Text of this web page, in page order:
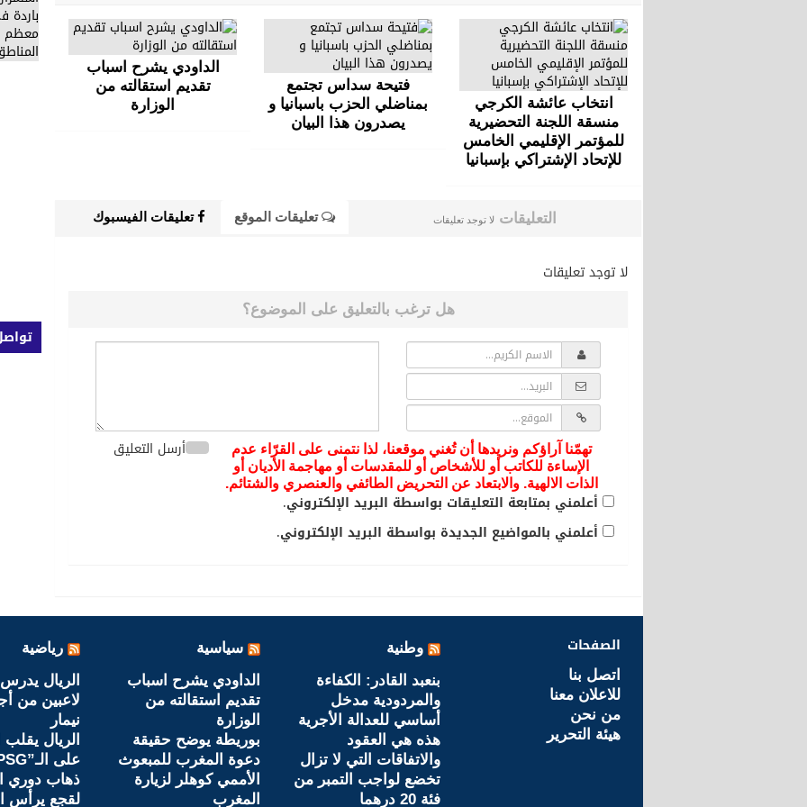
انتخاب عائشة الكرجي
منسقة اللجنة التحضيرية
للمؤتمر الإقليمي الخامس
للإتحاد الإشتراكي بإسبانيا
فتيحة سداس تجتمع
بمناضلي الحزب باسبانيا و
يصدرون هذا البيان
الداودي يشرح اسباب
تقديم استقالته من
الوزارة
التعليقات لا توجد تعليقات تعليقات الموقع تعليقات الفيسبوك
لا توجد تعليقات
هل ترغب بالتعليق على الموضوع؟
تهمّنا آراؤكم ونريدها أن تُغني موقعنا، لذا نتمنى على القرّاء عدم
الإساءة للكاتب أو للأشخاص أو للمقدسات أو مهاجمة الأديان أو
الذات الالهية. والابتعاد عن التحريض الطائفي والعنصري والشتائم.
أرسل التعليق
أعلمني بمتابعة التعليقات بواسطة البريد الإلكتروني.
أعلمني بالمواضيع الجديدة بواسطة البريد الإلكتروني.
الصفحات
اتصل بنا
للاعلان معنا
من نحن
هيئة التحرير
وطنية
بنعبد القادر: الكفاءة
والمردودية مدخل
أساسي للعدالة الأجرية
هذه هي العقود
والاتفاقات التي لا تزال
تخضع لواجب التمبر من
فئة 20 درهما
سياسية
الداودي يشرح اسباب
تقديم استقالته من
الوزارة
بوريطة يوضح حقيقة
دعوة المغرب للمبعوث
الأممي كوهلر لزيارة
المغرب
رياضية
لاعبين من
نيمار
الريال يقلب
ذهاب دوري
لقجع يرأس